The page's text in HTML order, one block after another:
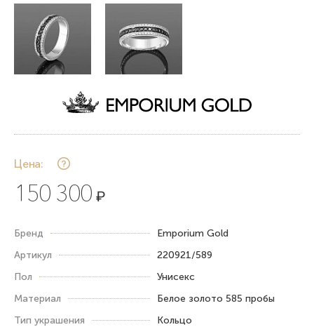
Цена:
150 300 ₽
Бренд
Emporium Gold
Артикул
220921/589
Пол
Унисекс
Материал
Белое золото 585 пробы
Тип украшения
Кольцо